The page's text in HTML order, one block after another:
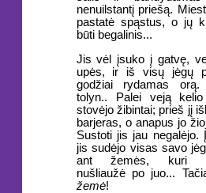
nenuilstantį priešą.
pastatė spąstus, o jų
būti begalinis...
Jis vėl įsuko į gatvę,
upės, ir iš visų jėgų
godžiai rydamas
tolyn.. Palei veją kelio
stovėjo žibintai; prieš jį
barjeras, o anapus jo
Sustoti jis jau negalėjo.
jis sudėjo visas savo
ant žemės, kuri
nušliaužė po juo...
žemė!